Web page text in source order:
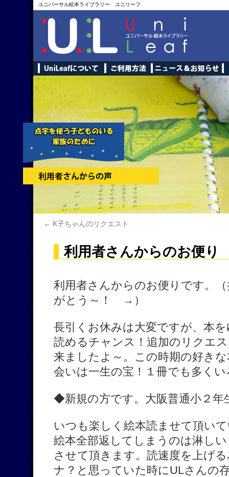
ユニバーサル絵本ライブラリー ユニリーフ
← K子ちゃんのリクエスト
利用者さんからのお便
利用者さんからのお便りです。
がとう～！ →）
長引くお休みは大変ですが、本
読めるチャンス！追加のリクエ
来ましたよ～。この時期の好き
会いは一生の宝！１冊でも多く
◆新規の方です。大阪普通小２年
いつも楽しく絵本読ませて頂い
絵本全部返してしまうのは淋し
させて頂きます。読速度を上げ
ナ？と思っていた時にULさんの